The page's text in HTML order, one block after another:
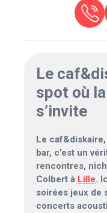
Le
spot où
s’invite
Le caf&diskaire,
bar, c’est un
rencontres,
Colbert à Lille.
soirées jeux de
concerts